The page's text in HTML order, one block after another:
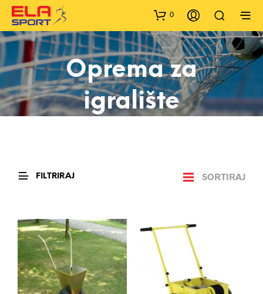
0
Oprema za
igralište
FILTRIRAJ SORTIRAJ